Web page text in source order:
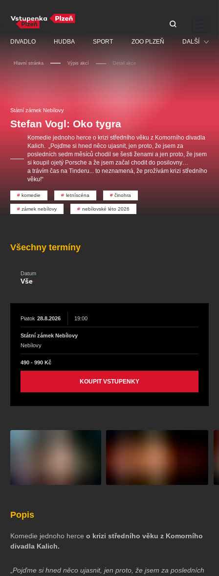
DIVADLO HUDBA SPORT ZOO PLZEŇ DALŠÍ
Pro děti
Kino
Hlavní stránka Výpis akcí Detail akce
Státní zámek Nebílovy
Stefan Vogl: Oko tygra
Komedie jednoho herce o krizi středního věku z Komorního divadla
Kalich. „Pojďme si hned něco ujasnit, jen proto, že jsem za
posledních sedm měsíců chodil se šesti ženami a jen proto, že jsem
si koupil ojetý Porsche a že jsem začal chodit do posilovny…
a trávím čas na Tinderu... to neznamená, že prožívám krizi středního
věku!“
komedie letníscéna činohra
zámek nebílovy nebílovské léto 2026
Všechny termíny
Datum
Vše
Piatok 28.8.2026 19:00
Státní zámek Nebílovy
Nebílovy
490 - 990 Kč
KOUPIT VSTUPENKY
Popis
Komedie jednoho herce o krizi středního věku z Komorního
divadla Kalich.
„Pojďme si hned něco ujasnit, jen proto, že jsem za posledních
Doporučujeme
JARO EVENT s.r.o.
Centrální rezervační
Ostatní hledají
Nejnavštěvovanější
doporučujeme premiéra komedie